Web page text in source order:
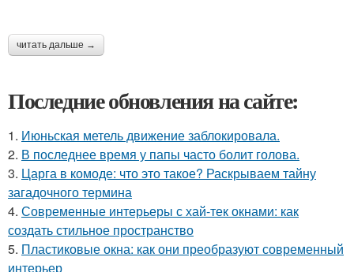
читать дальше →
Последние обновления на сайте:
1. Июньская метель движение заблокировала.
2. В последнее время у папы часто болит голова.
3. Царга в комоде: что это такое? Раскрываем тайну
загадочного термина
4. Современные интерьеры с хай-тек окнами: как
создать стильное пространство
5. Пластиковые окна: как они преобразуют современный
интерьер